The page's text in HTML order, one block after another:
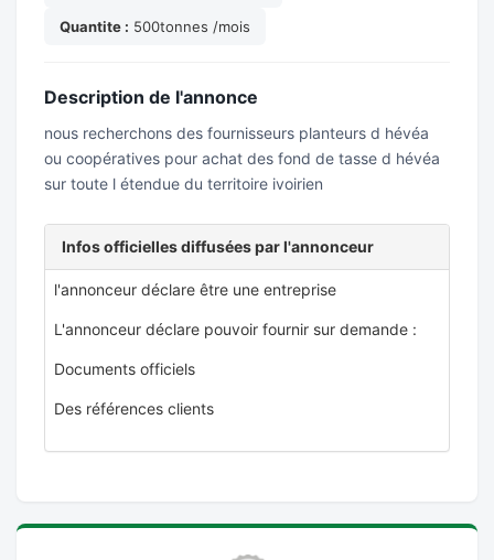
Quantite : 500tonnes /mois
Description de l'annonce
nous recherchons des fournisseurs planteurs d hévéa
ou coopératives pour achat des fond de tasse d hévéa
sur toute l étendue du territoire ivoirien
Infos officielles diffusées par l'annonceur
l'annonceur déclare être une entreprise
L'annonceur déclare pouvoir fournir sur demande :
Documents officiels
Des références clients